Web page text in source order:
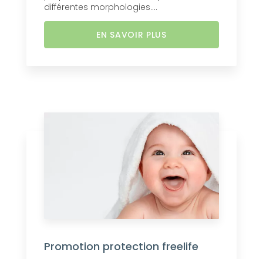
différentes morphologies....
EN SAVOIR PLUS
Promotion protection freelife